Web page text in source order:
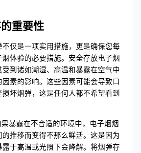
重要性
仅是一项实用措施，更是确保您每
体验的必要措施。安全存放电子烟
到诸如潮湿、高温和暴露在空气中
素的影响。这些因素可能会导致口
坏烟弹，这是任何人都不希望看到
果暴露在不合适的环境中，电子烟烟
推移而变得不那么鲜活。这是因为
于高温或光照下会降解。将烟弹存